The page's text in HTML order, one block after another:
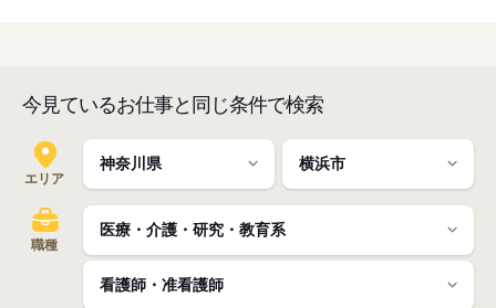
今見ているお仕事と同じ条件で検索
エリア
職種